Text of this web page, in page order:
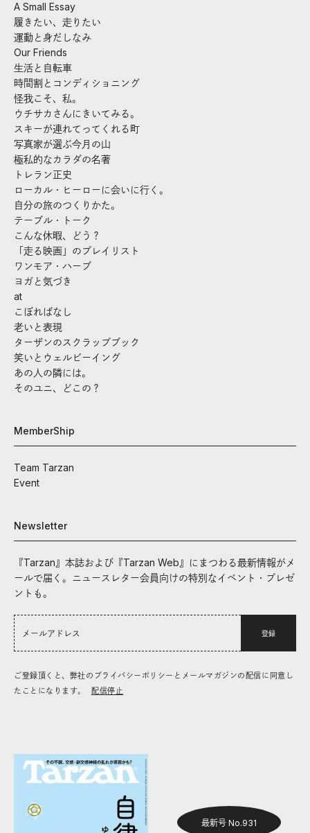
A Small Essay
履きたい、走りたい
運動と身だしなみ
Our Friends
生活と自転車
時間割とコンディショニング
怪我こそ、私。
ウチサカさんにきいてみる。
スキーが連れてってくれる町
写真家が選ぶ今月の山
極私的なカラダの名著
トレラン正史
ローカル・ヒーローに会いに行く。
自分の旅のつくりかた。
テーブル・トーク
こんな休暇、どう？
「走る映画」のプレイリスト
ワンモア・ハーブ
ヨガと気づき
at
こぼればなし
老いと表現
ターザンのスクラップブック
笑いとウェルビーイング
あの人の隣には。
そのユニ、どこの？
MemberShip
Team Tarzan
Event
Newsletter
『Tarzan』本誌および『Tarzan Web』にまつわる最新情報がメ
ールで届く。ニュースレター会員向けの特別なイベント・プレゼ
ントも。
登録
ご登録頂くと、弊社のプライバシーポリシーとメールマガジンの配信に同意し
たことになります。
配信停止
最新号 No.931